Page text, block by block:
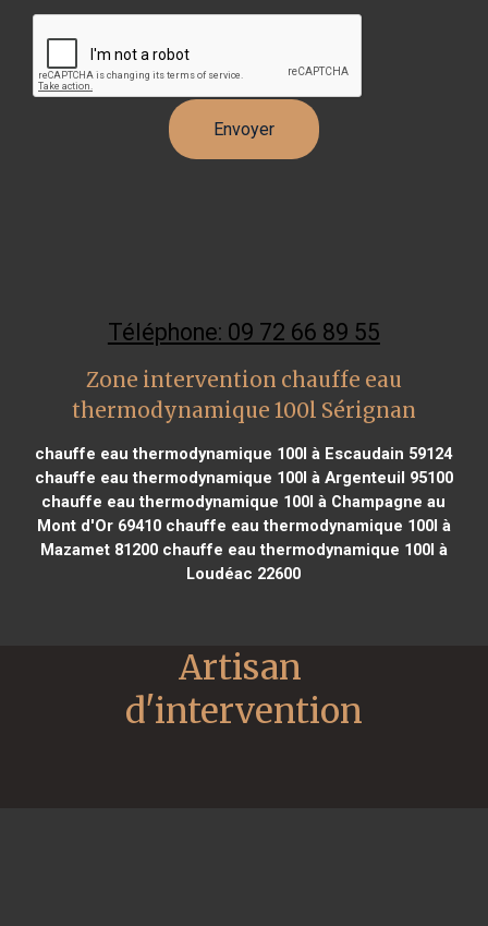
Téléphone: 09 72 66 89 55
Zone intervention chauffe eau
thermodynamique 100l Sérignan
chauffe eau thermodynamique 100l à Escaudain 59124
chauffe eau thermodynamique 100l à Argenteuil 95100
chauffe eau thermodynamique 100l à Champagne au
Mont d'Or 69410chauffe eau thermodynamique 100l à
Mazamet 81200chauffe eau thermodynamique 100l à
Loudéac 22600
Artisan
d'intervention